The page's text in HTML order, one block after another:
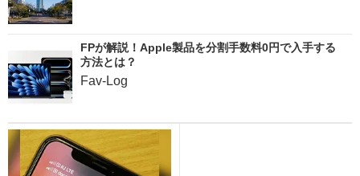
FPが解説！Apple製品を分割手数料0円で入手する
方法とは？
Fav-Log